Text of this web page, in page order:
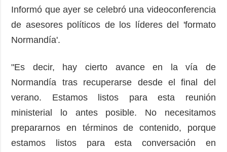
Informó que ayer se celebró una videoconferencia
de asesores políticos de los líderes del 'formato
Normandía'.
"Es decir, hay cierto avance en la vía de
Normandía tras recuperarse desde el final del
verano. Estamos listos para esta reunión
ministerial lo antes posible. No necesitamos
prepararnos en términos de contenido, porque
estamos listos para esta conversación en